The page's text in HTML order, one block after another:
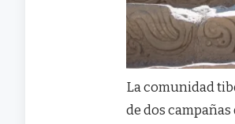
La comunidad
de dos